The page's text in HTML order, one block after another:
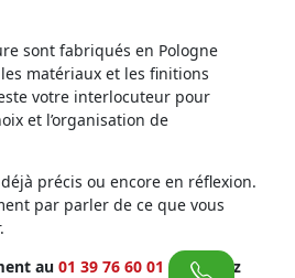
sont fabriqués en Pologne
matériaux et les finitions
votre interlocuteur pour
et l’organisation de
précis ou encore en réflexion.
par parler de ce que vous
au 01 39 76 60 01 ou venez